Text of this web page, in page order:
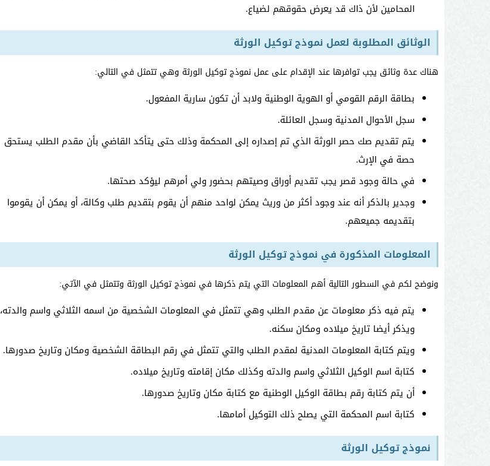
المحامين لأن ذاك قد يعرض حقوقهم لضياع.
الوثائق المطلوبة لعمل نموذج توكيل الورثة
هناك عدة وثائق يجب توافرها عند الإقدام على عمل نموذج توكيل الورثة وهي تتمثل في التالي:
بطاقة الرقم القومي أو الهوية الوطنية ولابد أن تكون سارية المفعول.
سجل الأحوال المدنية وسجل العائلة.
يتم تقديم صك حصر الورثة الذي تم إصداره إلى المحكمة وذلك حتى يتأكد القاضي بأن مقدم الطلب يستحق
حصة في الإرث.
في حالة وجود قصر يجب تقديم أوراق وصيتهم بحضور ولي أمرهم ليؤكد صحتها.
وجدير بالذكر أنه عند وجود أكثر من وريث يمكن لواحد منهم أن يقوم بتقديم طلب وكالة، أو يمكن أن يقوموا
بتقديمه جميعهم.
المعلومات المذكورة في نموذج توكيل الورثة
ونوضح لكم في السطور التالية أهم المعلومات التي يتم ذكرها في نموذج توكيل الورثة وتتمثل في الآتي:
يتم فيه ذكر معلومات عن مقدم الطلب وهي تتمثل في المعلومات الشخصية من اسمه الثلاثي واسم والدته،
ويذكر أيضا تاريخ ميلاده ومكان سكنه.
ويتم كتابة المعلومات المدنية لمقدم الطلب والتي تتمثل في رقم البطاقة الشخصية ومكان وتاريخ صدورها.
كتابة اسم الوكيل الثلاثي واسم والدته وكذلك مكان إقامته وتاريخ ميلاده.
أن يتم كتابة رقم بطاقة الوكيل الوطنية مع كتابة مكان وتاريخ صدورها.
كتابة اسم المحكمة التي يصلح ذلك التوكيل أمامها.
نموذج توكيل الورثة